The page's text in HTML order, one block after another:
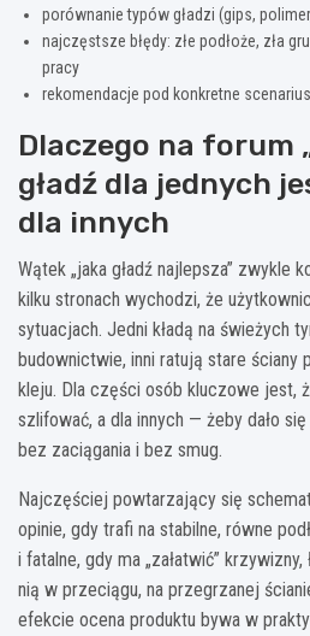
porównanie typów gładzi (gips,
najczęstsze błędy: złe podłoże, zła
pracy
rekomendacje pod konkretne
Dlaczego na forum
gładź dla jednych
dla innych
Wątek „jaka gładź najlepsza” zwykle
kilku stronach wychodzi, że
sytuacjach. Jedni kładą na świeżych
budownictwie, inni ratują stare ściany
kleju. Dla części osób kluczowe jest,
szlifować, a dla innych — żeby dało się
bez zaciągania i bez smug.
Najczęściej powtarzający się
opinie, gdy trafi na stabilne, równe
i fatalne, gdy ma „załatwić”
nią w przeciągu, na przegrzanej
efekcie ocena produktu bywa w